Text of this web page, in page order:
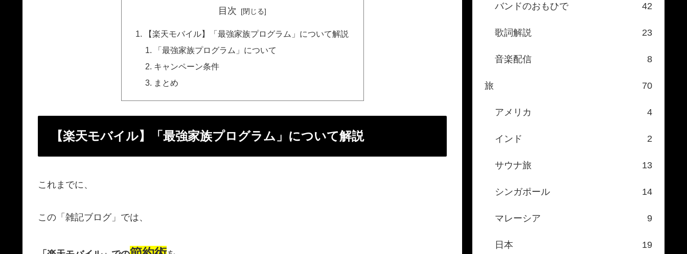
目次
【楽天モバイル】「最強家族プログラム」について解説
「最強家族プログラム」について
キャンペーン条件
まとめ
【楽天モバイル】「最強家族プログラム」について解説
これまでに、
この「雑記ブログ」では、
バンドのおもひで 42
歌詞解説 23
音楽配信 8
旅 70
アメリカ 4
インド 2
サウナ旅 13
シンガポール 14
マレーシア 9
日本 19